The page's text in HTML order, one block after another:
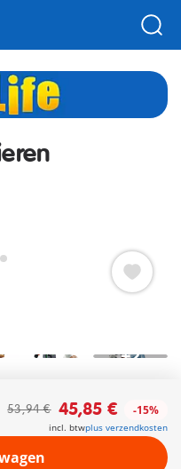
+2
ou des extensions -
articles
et sans boîte.
53,94 € 45,85 € -15%
incl. btwplus verzendkosten